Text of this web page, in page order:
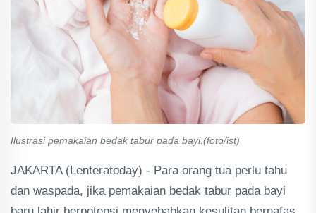
Ilustrasi pemakaian bedak tabur pada bayi.(foto/ist)
JAKARTA (Lenteratoday) - Para orang tua perlu tahu
dan waspada, jika pemakaian bedak tabur pada bayi